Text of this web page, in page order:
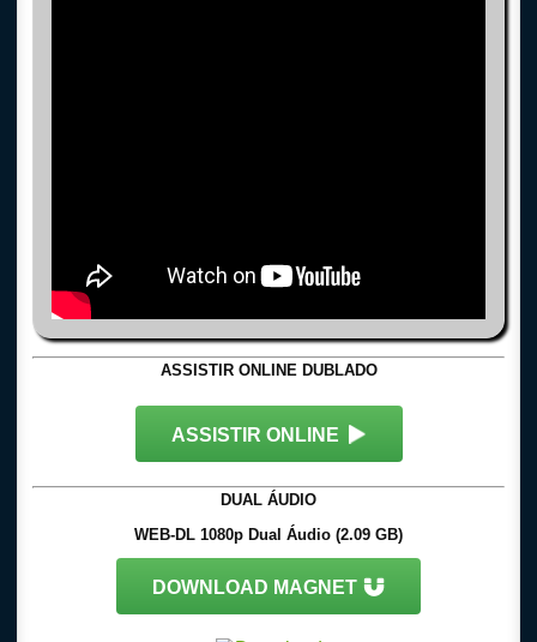
ASSISTIR ONLINE DUBLADO
ASSISTIR ONLINE
DUAL ÁUDIO
WEB-DL 1080p Dual Áudio (2.09 GB)
DOWNLOAD MAGNET